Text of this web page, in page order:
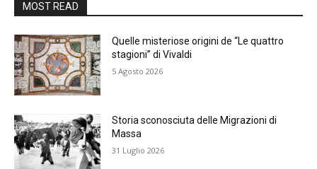
MOST READ
Quelle misteriose origini de “Le quattro
stagioni” di Vivaldi
5 Agosto 2026
Storia sconosciuta delle Migrazioni di
Massa
31 Luglio 2026